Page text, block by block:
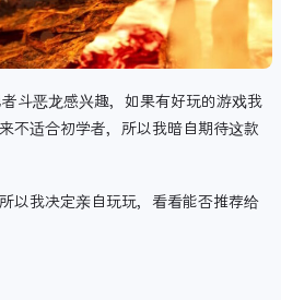
斗恶龙感兴趣，如果有好玩的游戏我
不适合初学者，所以我暗自期待这款
以我决定亲自玩玩，看看能否推荐给